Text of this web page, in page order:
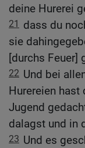
deine Hurerei
21
dass du
sie
[durchs Feuer]
22 Und bei
Hurereien hast
Jugend
dalagst und in
23 Und es